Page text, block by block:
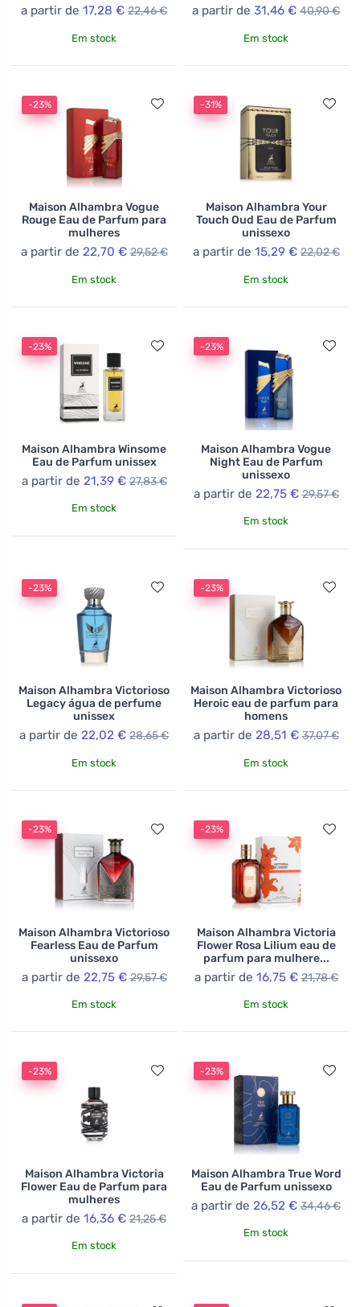
a partir de 17,28 € 22,46 €
Em stock
a partir de 31,46 € 40,90 €
Em stock
-23%
Maison Alhambra Vogue
Rouge Eau de Parfum para
mulheres
a partir de 22,70 € 29,52 €
Em stock
-31%
Maison Alhambra Your
Touch Oud Eau de Parfum
unissexo
a partir de 15,29 € 22,02 €
Em stock
-23%
Maison Alhambra Winsome
Eau de Parfum unissex
a partir de 21,39 € 27,83 €
Em stock
-23%
Maison Alhambra Vogue
Night Eau de Parfum
unissexo
a partir de 22,75 € 29,57 €
Em stock
-23%
Maison Alhambra Victorioso
Legacy água de perfume
unissex
a partir de 22,02 € 28,65 €
Em stock
-23%
Maison Alhambra Victorioso
Heroic eau de parfum para
homens
a partir de 28,51 € 37,07 €
Em stock
-23%
Maison Alhambra Victorioso
Fearless Eau de Parfum
unissexo
a partir de 22,75 € 29,57 €
Em stock
-23%
Maison Alhambra Victoria
Flower Rosa Lilium eau de
parfum para mulhere...
a partir de 16,75 € 21,78 €
Em stock
-23%
Maison Alhambra Victoria
Flower Eau de Parfum para
mulheres
a partir de 16,36 € 21,25 €
Em stock
-23%
Maison Alhambra True Word
Eau de Parfum unissexo
a partir de 26,52 € 34,46 €
Em stock